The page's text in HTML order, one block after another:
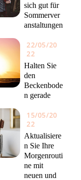
sich gut für
Sommerver
anstaltungen
22/05/20
22
Halten Sie
den
Beckenbode
n gerade
15/05/20
22
Aktualisiere
n Sie Ihre
Morgenrouti
ne mit
neuen und